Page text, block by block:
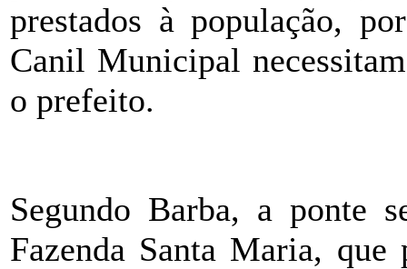
prestados à população,
Canil Municipal
o prefeito.
Segundo Barba, a ponte
Fazenda Santa Maria,